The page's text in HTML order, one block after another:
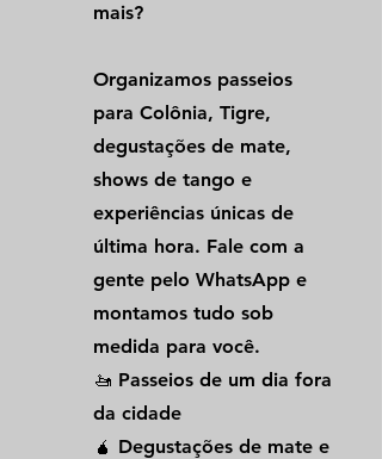
mais?
Organizamos passeios
para Colônia, Tigre,
degustações de mate,
shows de tango e
experiências únicas de
última hora. Fale com a
gente pelo WhatsApp e
montamos tudo sob
medida para você.
🚤 Passeios de um dia fora
da cidade
🧉 Degustações de mate e